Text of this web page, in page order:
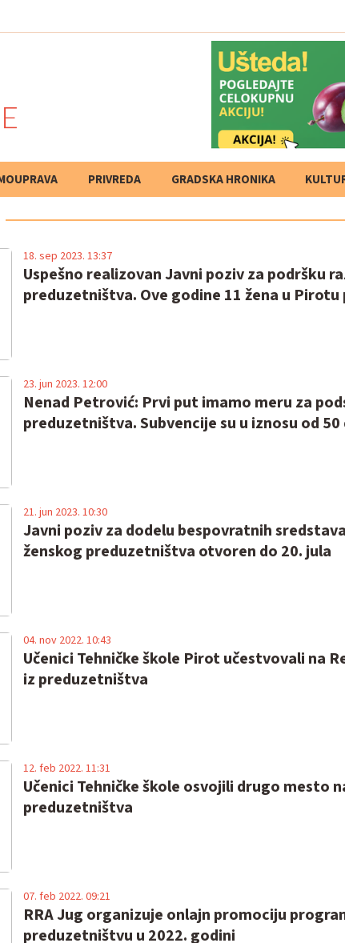
PRIVREDA GRADSKA HRONIKA
Uspešno realizovan Javni poziv za podršku
preduzetništva. Ove godine 11 žena u
18. sep 2023. 13:37
Nenad Petrović: Prvi put imamo meru za
preduzetništva. Subvencije su u iznosu od
23. jun 2023. 12:00
Javni poziv za dodelu bespovratnih
ženskog preduzetništva otvoren do 20. jula
21. jun 2023. 10:30
Učenici Tehničke škole Pirot učestvovali na
iz preduzetništva
04. nov 2022. 10:43
Učenici Tehničke škole osvojili drugo mesto
preduzetništva
12. feb 2022. 11:31
RRA Jug organizuje onlajn promociju
preduzetništvu u 2022. godini
07. feb 2022. 09:21